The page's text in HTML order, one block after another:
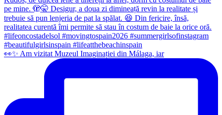
👀✨️ Am vizitat Muzeul Imaginației din Málaga, iar